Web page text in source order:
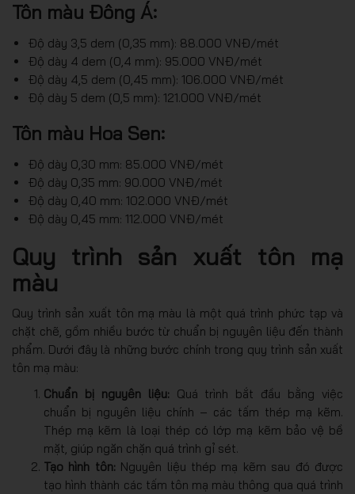
Tôn màu Đông Á:
Độ dày 3,5 dem (0,35 mm): 88.000 VNĐ/mét
Độ dày 4 dem (0,4 mm): 95.000 VNĐ/mét
Độ dày 4,5 dem (0,45 mm): 106.000 VNĐ/mét
Độ dày 5 dem (0,5 mm): 121.000 VNĐ/mét
Tôn màu Hoa Sen:
Độ dày 0,30 mm: 85.000 VNĐ/mét
Độ dày 0,35 mm: 90.000 VNĐ/mét
Độ dày 0,40 mm: 102.000 VNĐ/mét
Độ dày 0,45 mm: 112.000 VNĐ/mét
Quy trình sản xuất tôn mạ
màu
Quy trình sản xuất tôn mạ màu là một quá trình phức tạp và
chặt chẽ, gồm nhiều bước từ chuẩn bị nguyên liệu đến thành
phẩm. Dưới đây là những bước chính trong quy trình sản xuất
tôn mạ màu:
Chuẩn bị nguyên liệu: Quá trình bắt đầu bằng việc
chuẩn bị nguyên liệu chính – các tấm thép mạ kẽm.
Thép mạ kẽm là loại thép có lớp mạ kẽm bảo vệ bề
mặt, giúp ngăn chặn quá trình gỉ sét.
Tạo hình tôn: Nguyên liệu thép mạ kẽm sau đó được
tạo hình thành các tấm tôn mạ màu thông qua quá trình